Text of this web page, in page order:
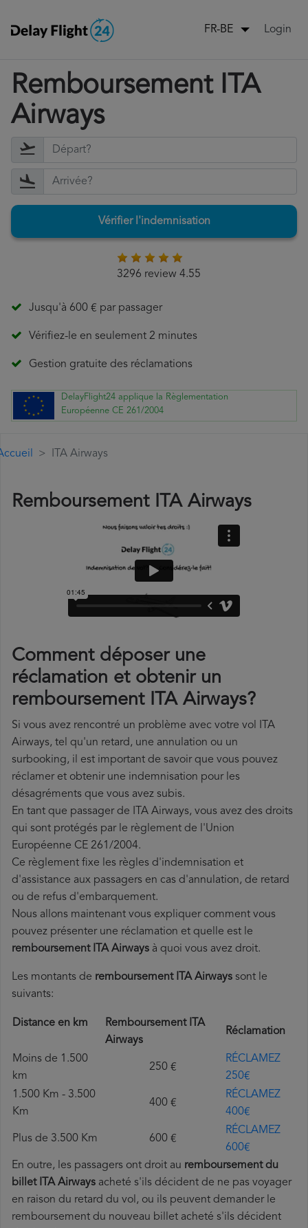
FR-BE Login
Remboursement ITA
Airways
Vérifier l'indemnisation
3296 review 4.55
Jusqu'à 600 € par passager
Vérifiez-le en seulement 2 minutes
Gestion gratuite des réclamations
DelayFlight24 applique la Règlementation
Européenne CE 261/2004
ITA Airways
Remboursement ITA Airways
Comment déposer une
réclamation et obtenir un
remboursement ITA Airways?
Si vous avez rencontré un problème avec votre vol ITA
Airways, tel qu'un retard, une annulation ou un
surbooking, il est important de savoir que vous pouvez
réclamer et obtenir une indemnisation pour les
désagréments que vous avez subis.
En tant que passager de ITA Airways, vous avez des droits
qui sont protégés par le règlement de l'Union
Européenne CE 261/2004.
Ce règlement fixe les règles d'indemnisation et
d'assistance aux passagers en cas d'annulation, de retard
ou de refus d'embarquement.
Nous allons maintenant vous expliquer comment vous
pouvez présenter une réclamation et quelle est le
remboursement ITA Airways à quoi vous avez droit.
Les montants de remboursement ITA Airways sont le
suivants:
Distance en km
Remboursement ITA
Airways
Réclamation
Moins de 1.500
km
250 €
RÉCLAMEZ
250€
1.500 Km - 3.500
Km
400 €
RÉCLAMEZ
400€
Plus de 3.500 Km 600 €
RÉCLAMEZ
600€
En outre, les passagers ont droit au remboursement du
billet ITA Airways acheté s'ils décident de ne pas voyager
en raison du retard du vol, ou ils peuvent demander le
remboursement du nouveau billet acheté s'ils décident